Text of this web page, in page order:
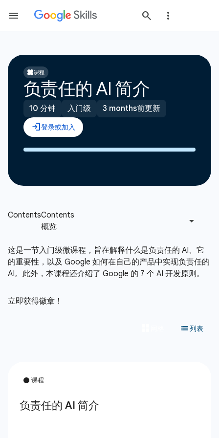
课程
负责任的 AI 简介
10 分钟 入门级 3 months前更新
这是一节入门级微课程，旨在解释什么是负责任的 AI、它
的重要性，以及 Google 如何在自己的产品中实现负责任的
AI。此外，本课程还介绍了 Google 的 7 个 AI 开发原则。
立即获得徽章！